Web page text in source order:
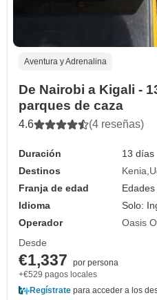
Aventura y Adrenalina
De Nairobi a Kigali -
parques de caza
4.6 (4 reseñas)
Duración
13 días
Destinos
Kenia
Franja de edad
Idioma
Solo:
Operador
Oasis
Desde
€1,337
por persona
+€529 pagos locales
Regístrate para acceder a los